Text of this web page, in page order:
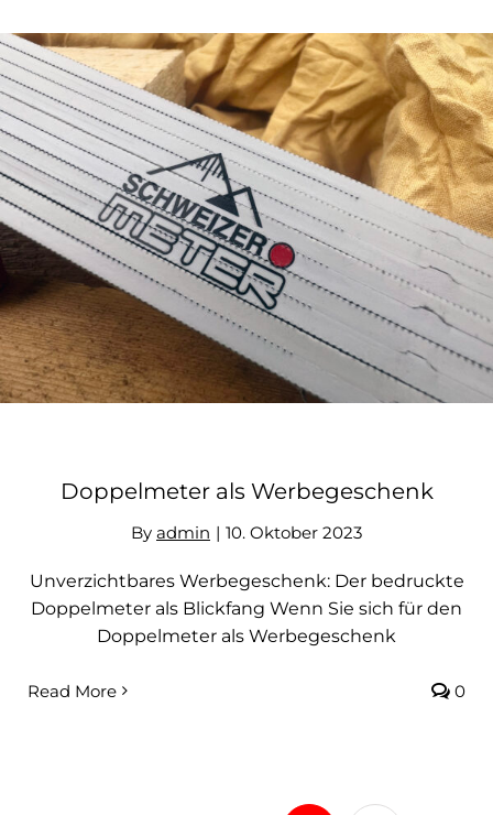
Doppelmeter als Werbegeschenk
Doppelmeter als Werbegeschenk
By admin | 10. Oktober 2023
Unverzichtbares Werbegeschenk: Der bedruckte
Doppelmeter als Blickfang Wenn Sie sich für den
Doppelmeter als Werbegeschenk
Read More 0